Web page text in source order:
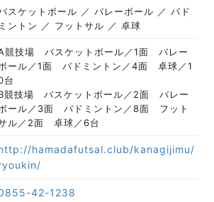
スケットボール バレーボール
バド
ミントン
フットサル 卓球
競技場 バスケットボール／1面 バレー
ール／1面 バドミントン／4面 卓球／1
台
競技場 バスケットボール／2面 バレー
ール／3面 バドミントン／8面 フット
ル／2面 卓球／6台
hamadafutsal.club/kanagijimu/
42-1238